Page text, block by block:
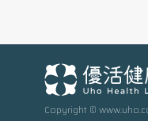
登於國
新方向，
醫療領域的國際
Copyright ©